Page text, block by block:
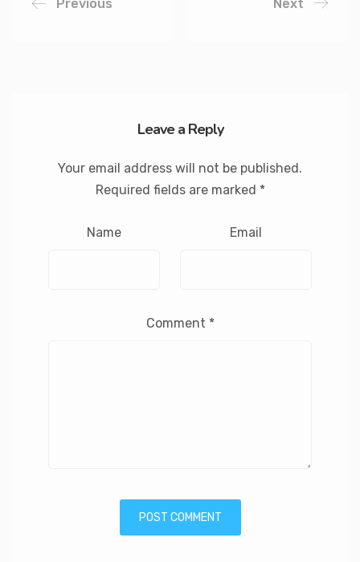
Previous Next
Leave a Reply
Your email address will not be published.
Required fields are marked *
Name Email
Comment *